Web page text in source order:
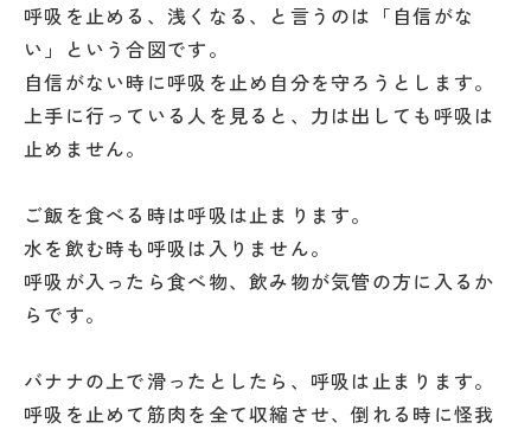
呼吸を止める、浅くなる、と言うのは「自信がな
い」という合図です。
自信がない時に呼吸を止め自分を守ろうとします。
上手に行っている人を見ると、力は出しても呼吸は
止めません。
ご飯を食べる時は呼吸は止まります。
水を飲む時も呼吸は入りません。
呼吸が入ったら食べ物、飲み物が気管の方に入るか
らです。
バナナの上で滑ったとしたら、呼吸は止まります。
呼吸を止めて筋肉を全て収縮させ、倒れる時に怪我